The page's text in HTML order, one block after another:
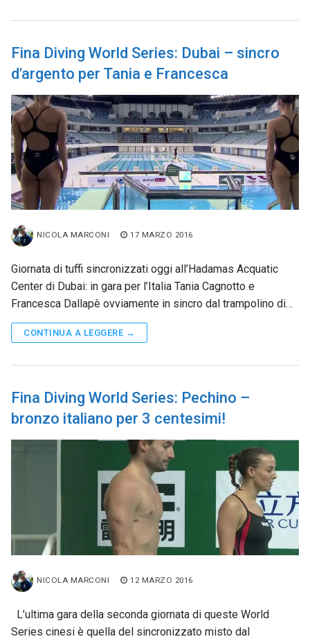
Fina Diving World Series: Dubai – sincro
d'argento per Tania e Francesca
NICOLA MARCONI 17 MARZO 2016
Giornata di tuffi sincronizzati oggi all’Hadamas Acquatic
Center di Dubai: in gara per l’Italia Tania Cagnotto e
Francesca Dallapè ovviamente in sincro dal trampolino di…
CONTINUA A LEGGERE →
Fina Diving World Series: Pechino –
bronzo italiano per 3 centesimi!
NICOLA MARCONI 12 MARZO 2016
L’ultima gara della seconda giornata di queste World
Series cinesi è quella del sincronizzato misto dal